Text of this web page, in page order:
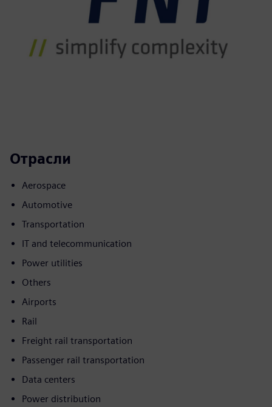
Отрасли
Aerospace
Automotive
Transportation
IT and telecommunication
Power utilities
Others
Airports
Rail
Freight rail transportation
Passenger rail transportation
Data centers
Power distribution